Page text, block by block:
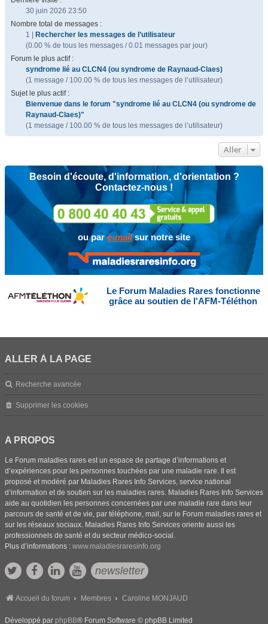
30 juin 2026 23:50
Nombre total de messages :
1 |
Rechercher les messages de l’utilisateur
(0.00 % de tous les messages / 0.01 messages par jour)
Forum le plus actif :
syndrome lié au CLCN4 (ou syndrome de Raynaud-Claes)
(1 message / 100.00 % de tous les messages de l’utilisateur)
Sujet le plus actif :
Bienvenue dans le forum "syndrome lié au CLCN4 (ou syndrome de
Raynaud-Claes)"
(1 message / 100.00 % de tous les messages de l’utilisateur)
Aller
Besoin d'écoute, d'information, d'orientation ?
Contactez-nous !
ou pare-mailsur notre site
Le Forum Maladies Rares fonctionne
grâce au soutien de l'AFM-Téléthon
ALLER À LA PAGE
Recherche avancée
Supprimer les cookies
A PROPOS
Le Forum maladies rares est un espace de partage d’informations et
d’expériences pour les personnes touchées par une maladie rare. Il est
proposé et modéré par Maladies Rares Info Services, service national
d’information et de soutien sur les maladies rares. Maladies Rares Info Services
aide au quotidien les personnes concernées par une maladie rare dans leur
parcours de santé et de vie, par téléphone, mail, sur le Forum maladies rares et
sur les réseaux sociaux. Maladies Rares Info Services oriente aussi les
professionnels de santé et du secteur médico-social.
Plus d’informations : www.maladiesraresinfo.org
newsletter
Accueil du forum Membres Caroline MONJAUD
Développé par phpBB® Forum Software © phpBB Limited